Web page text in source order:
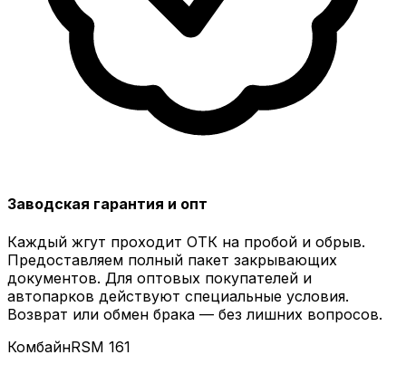
Заводская гарантия и опт
Каждый жгут проходит ОТК на пробой и обрыв.
Предоставляем полный пакет закрывающих
документов. Для оптовых покупателей и
автопарков действуют специальные условия.
Возврат или обмен брака — без лишних вопросов.
КомбайнRSM 161